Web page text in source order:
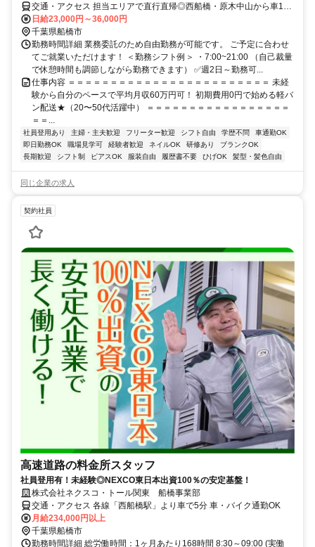
交通・アクセス 担当エリアで直行直帰◎西船橋・原木中山から車10
分前後、船橋・行徳・本八幡から車15〜20分。
日給23,000円～36,000円
千葉県船橋市
勤務時間詳細 業務委託のため自由勤務が可能です。 ご予定に合わせ
てご就業いただけます！ ＜勤務シフト例＞ ・7:00~21:00 （自己裁量
で休憩時間も調節しながら勤務できます） ✅週2日～勤務可...
仕事内容 ＝＝＝＝＝＝＝＝＝＝＝＝＝＝＝＝＝＝＝＝＝＝＝＝ 未経
験から自分のペースで平均月収60万円可！ 初期費用0円で始める軽バ
ン配送★（20〜50代活躍中） ＝＝＝＝＝＝＝＝＝＝＝＝＝＝＝＝＝
＝＝...
社員登用あり 主婦・主夫歓迎 フリーター歓迎 シフト自由 学歴不問
車通勤OK
即日勤務OK
職場見学可 経験者歓迎 ネイルOK 研修あり
ブランクOK
長期歓迎
シフト制 ピアスOK 服装自由 履歴書不要 ひげOK 髪型・髪色自由
同じ企業の求人
契約社員
高速道路の料金所スタッフ
社員登用有！未経験◎NEXCO東日本出資100％の安定基盤！
株式会社ネクスコ・トール関東 船橋事業部
交通・アクセス 各線「西船橋駅」より車で5分 車・バイク通勤OK
月給234,000円以上
千葉県船橋市
勤務時間詳細 総労働時間：1ヶ月あたり168時間 8:30～09:00 (実働